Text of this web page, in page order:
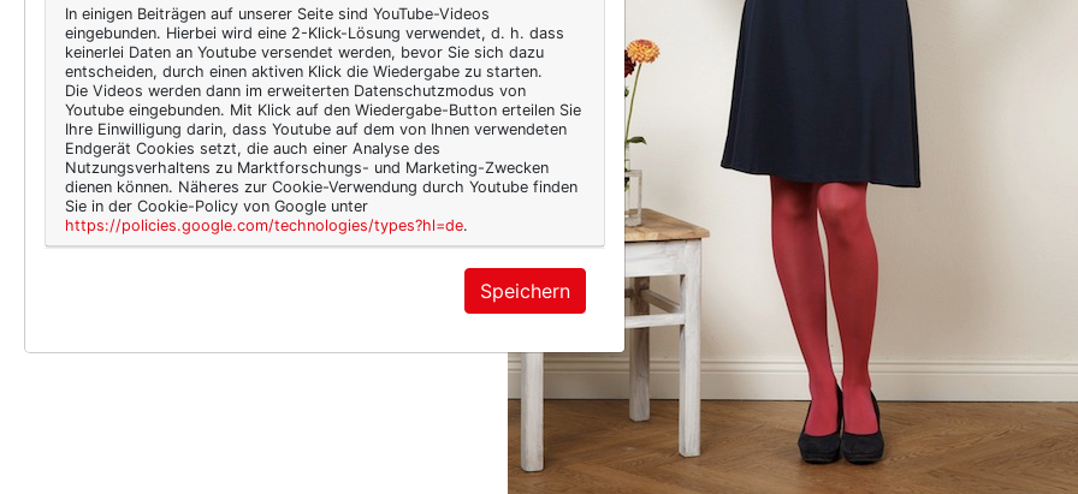
In einigen Beiträgen auf unserer Seite sind YouTube-Videos
eingebunden. Hierbei wird eine 2-Klick-Lösung verwendet, d. h. dass
keinerlei Daten an Youtube versendet werden, bevor Sie sich dazu
entscheiden, durch einen aktiven Klick die Wiedergabe zu starten.
Die Videos werden dann im erweiterten Datenschutzmodus von
Youtube eingebunden. Mit Klick auf den Wiedergabe-Button erteilen Sie
Ihre Einwilligung darin, dass Youtube auf dem von Ihnen verwendeten
Endgerät Cookies setzt, die auch einer Analyse des
Nutzungsverhaltens zu Marktforschungs- und Marketing-Zwecken
dienen können. Näheres zur Cookie-Verwendung durch Youtube finden
Sie in der Cookie-Policy von Google unter
https://policies.google.com/technologies/types?hl=de.
Speichern